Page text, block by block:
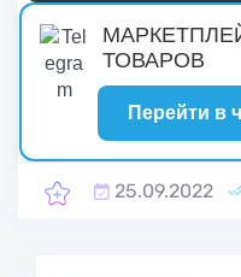
ТОВАРОВ
Перейти в
25.09.2022